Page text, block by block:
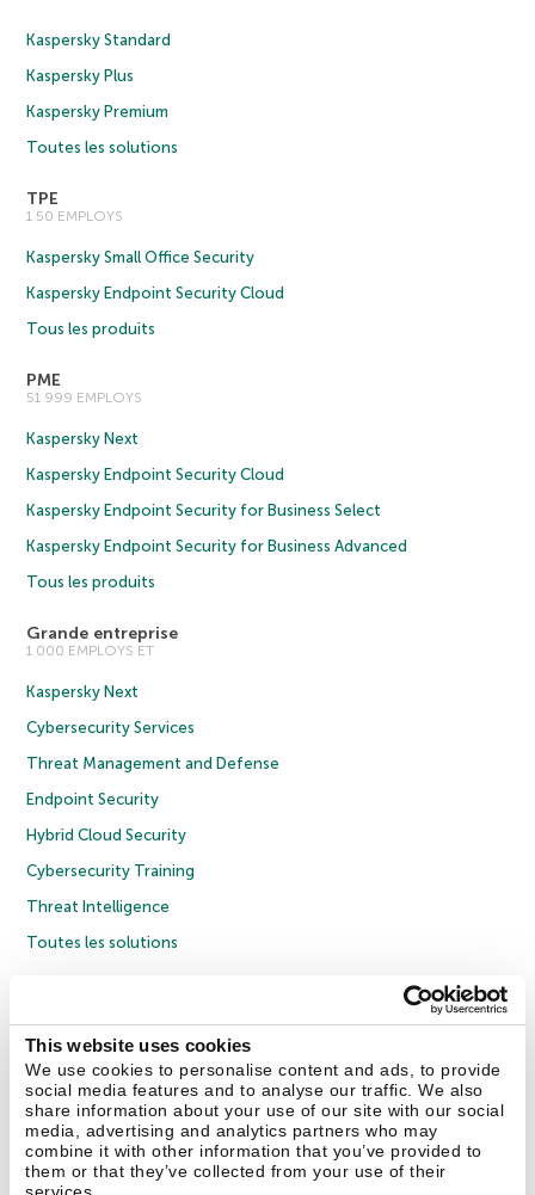
This website uses cookies
We use cookies to personalise content and ads, to provide
social media features and to analyse our traffic. We also
share information about your use of our site with our social
media, advertising and analytics partners who may
combine it with other information that you’ve provided to
them or that they’ve collected from your use of their
Kaspersky Standard
Kaspersky Plus
Kaspersky Premium
Toutes les solutions
TPE
1 50 EMPLOYS
Kaspersky Small Office Security
Kaspersky Endpoint Security Cloud
Tous les produits
PME
51 999 EMPLOYS
Kaspersky Next
Kaspersky Endpoint Security Cloud
Kaspersky Endpoint Security for Business Select
Kaspersky Endpoint Security for Business Advanced
Tous les produits
Grande entreprise
1 000 EMPLOYS ET
Kaspersky Next
Cybersecurity Services
Threat Management and Defense
Endpoint Security
Hybrid Cloud Security
Cybersecurity Training
Threat Intelligence
Toutes les solutions
Politique de confidentialité
Politique anticorruption
Contrat de licence grand public
Contrat de licence entreprises
Cookies
Nous contacter À propos Partenaires Blog Communiqués de presse
Securelist Eugene Personal Blog Encyclopédie de Kaspersky